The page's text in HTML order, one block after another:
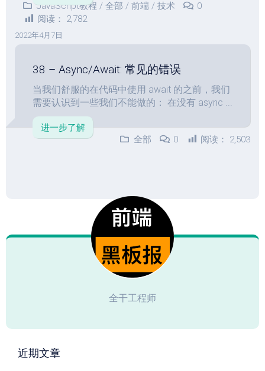
JavaScript教程 / 全部 / 前端 / 技术
0
阅读：
2,782
2022年4月7日
38 – Async/Await: 常见的错误
当我们舒服的在代码中使用 await 的之前，我们
需要认识到一些我们不能做的： 在没有 async ...
进一步了解
全部
0 阅读： 2,503
全干工程师
近期文章